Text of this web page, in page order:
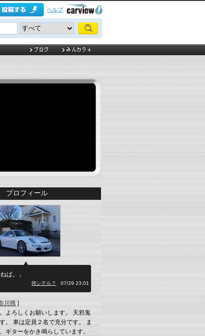
ヘルプ
プロフィール
ば。」
何シテル？ 07/29 23:01
川県 ]
よろしくお願いします。 天邪鬼
。 車は定員２名で充分です。 ま
ギターをかき鳴らしています。